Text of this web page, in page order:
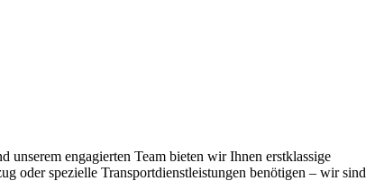
engagierten Team bieten wir Ihnen erstklassige
oder spezielle Transportdienstleistungen benötigen – wir sind